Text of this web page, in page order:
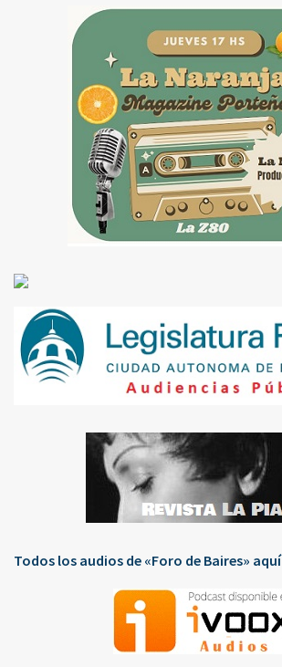
Todos los audios de «Foro de Baires» aquí